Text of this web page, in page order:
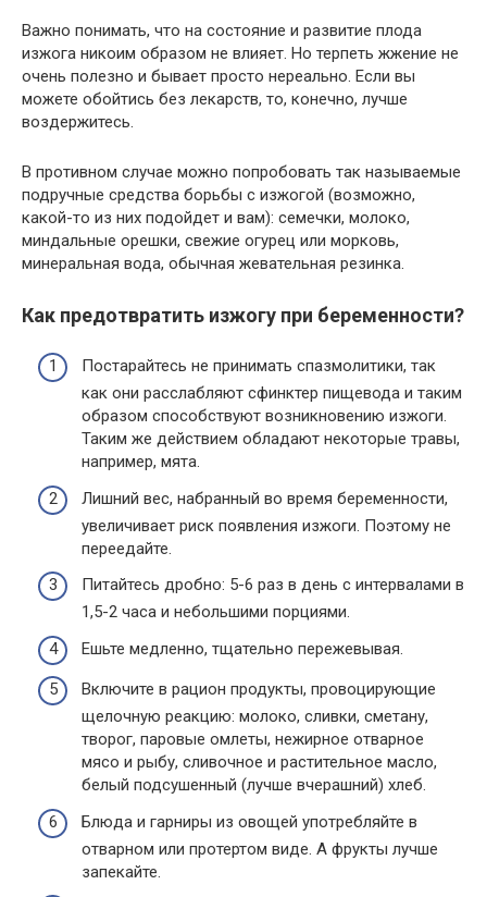
Важно понимать, что на состояние и развитие плода
изжога никоим образом не влияет. Но терпеть жжение не
очень полезно и бывает просто нереально. Если вы
можете обойтись без лекарств, то, конечно, лучше
воздержитесь.
В противном случае можно попробовать так называемые
подручные средства борьбы с изжогой (возможно,
какой-то из них подойдет и вам): семечки, молоко,
миндальные орешки, свежие огурец или морковь,
минеральная вода, обычная жевательная резинка.
Как предотвратить изжогу при беременности?
Постарайтесь не принимать спазмолитики, так
как они расслабляют сфинктер пищевода и таким
образом способствуют возникновению изжоги.
Таким же действием обладают некоторые травы,
например, мята.
Лишний вес, набранный во время беременности,
увеличивает риск появления изжоги. Поэтому не
переедайте.
Питайтесь дробно: 5-6 раз в день с интервалами в
1,5-2 часа и небольшими порциями.
Ешьте медленно, тщательно пережевывая.
Включите в рацион продукты, провоцирующие
щелочную реакцию: молоко, сливки, сметану,
творог, паровые омлеты, нежирное отварное
мясо и рыбу, сливочное и растительное масло,
белый подсушенный (лучше вчерашний) хлеб.
Блюда и гарниры из овощей употребляйте в
отварном или протертом виде. А фрукты лучше
запекайте.